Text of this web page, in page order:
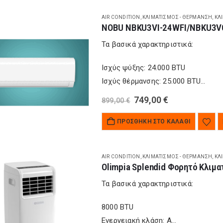
AIR CONDITION , ΚΛΙΜΑΤΙΣΜΌΣ - ΘΈΡΜΑΝΣΗ ,
Τα βασικά χαρακτηριστικά:
Ισχύς ψύξης: 24.000 BTU
Ισχύς θέρμανσης: 25.000 BTU
Εύρος απόδοσης ψύξης: 7.100-
Ενεργειακή κλάση ψύξης: A++
899,00€ Original
was:
899,00 €.
749,00€
τιμή
είναι:
ΠΡΟΣΘΉΚΗ ΣΤΟ ΚΑΛΆΘΙ
AIR CONDITION , ΚΛΙΜΑΤΙΣΜΌΣ - ΘΈΡΜΑΝΣΗ ,
Olimpia Splendid Φορητό
Τα βασικά χαρακτηριστικά:
8000 BTU
Ενεργειακή κλάση: A